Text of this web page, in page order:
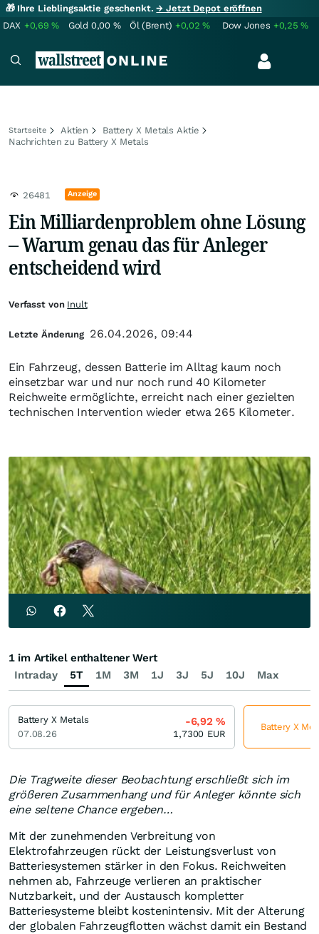
🎁 Ihre Lieblingsaktie geschenkt.→ Jetzt Depot eröffnen
DAX +0,69% Gold 0,00 % Öl (Brent) +0,02% Dow Jones +0,25%
Startseite Aktien
Battery X Metals Aktie
Nachrichten zu Battery X Metals
26481 Anzeige
Ein Milliardenproblem ohne Lösung
– Warum genau das für Anleger
entscheidend wird
Ein Fahrzeug, dessen Batterie im Alltag kaum noch
einsetzbar war und nur noch rund 40 Kilometer
Reichweite ermöglichte, erreicht nach einer gezielten
technischen Intervention wieder etwa 265 Kilometer.
Die Tragweite dieser Beobachtung erschließt sich im
größeren Zusammenhang und für Anleger könnte sich
eine seltene Chance ergeben…
Mit der zunehmenden Verbreitung von
Elektrofahrzeugen rückt der Leistungsverlust von
Batteriesystemen stärker in den Fokus. Reichweiten
nehmen ab, Fahrzeuge verlieren an praktischer
Nutzbarkeit, und der Austausch kompletter
Batteriesysteme bleibt kostenintensiv. Mit der Alterung
der globalen Fahrzeugflotten wächst damit ein Bestand
Verfasst von Inult
Letzte Änderung 26.04.2026, 09:44
Intraday 5T 1M 3M 1J 3J 5J 10J Max
1 im Artikel enthaltener Wert
Battery X Metals
07.08.26
-6,92%
1,7300 EUR
Battery X